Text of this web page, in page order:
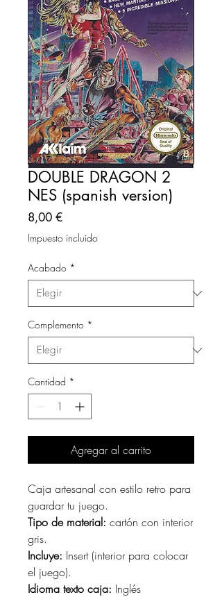
DOUBLE DRAGON 2
NES (spanish version)
8,00 €Precio
Impuesto incluido
Acabado *
Complemento *
Cantidad *
Agregar al carrito
Caja artesanal con estilo retro para
guardar tu juego.
Tipo de material: cartón con interior
gris.
Incluye: Insert (interior para colocar
el juego).
Idioma texto caja: Inglés